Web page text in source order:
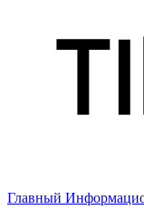
Главный